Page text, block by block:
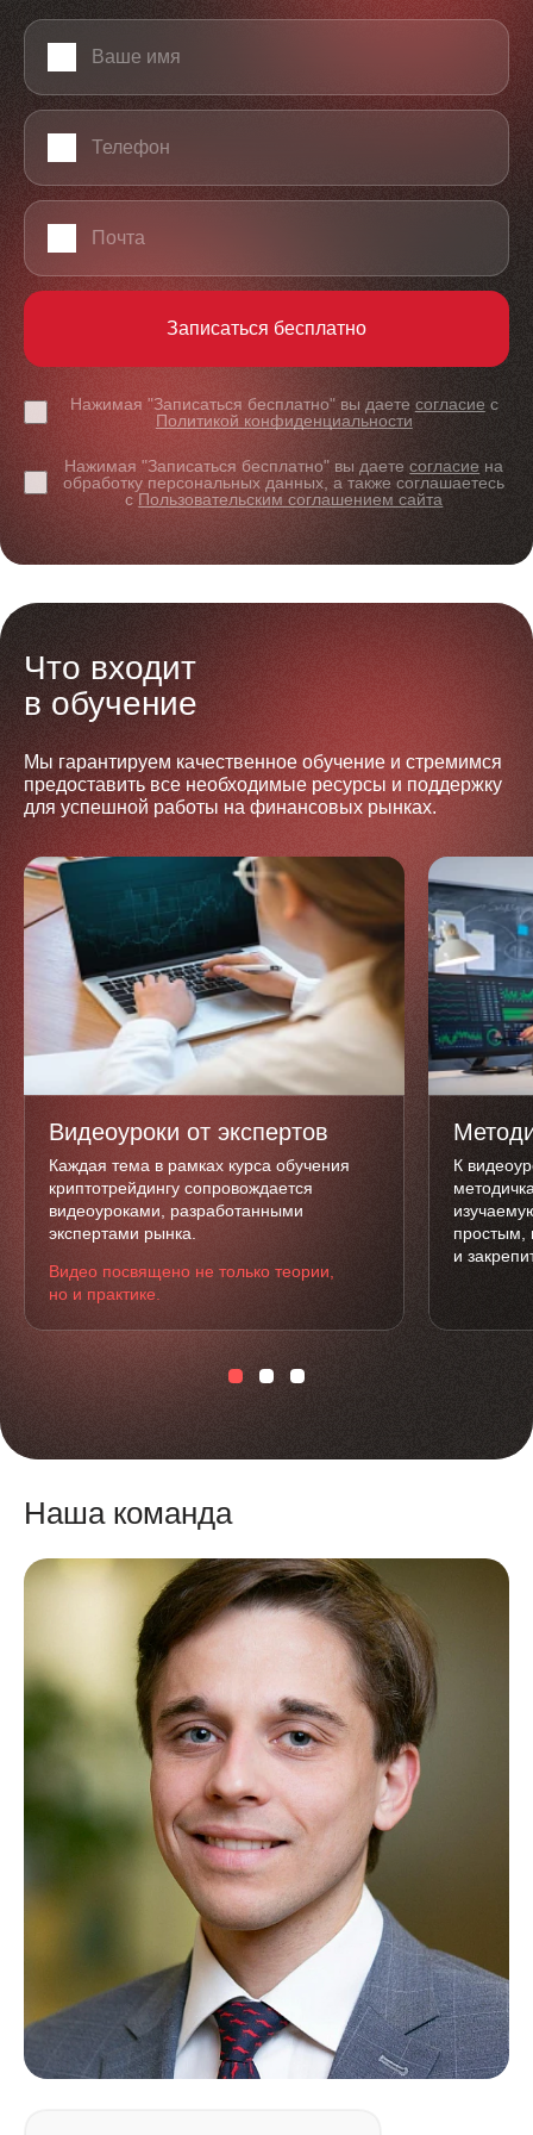
Ваше имя
Телефон
Email
Записаться бесплатно
Нажимая "Записаться бесплатно" вы даете согласие с
Политикой конфиденциальности
Нажимая "Записаться бесплатно" вы даетесогласие на
обработку персональных данных, а также соглашаетесь
с Пользовательским соглашением сайта
Что входит
в обучение
Мы гарантируем качественное обучение и стремимся
предоставить все необходимые ресурсы и поддержку
для успешной работы на финансовых рынках.
Видеоуроки от экспертов
Каждая тема в рамках курса обучения
криптотрейдингу сопровождается
видеоуроками, разработанными
экспертами рынка.
Видео посвящено не только теории,
но и практике.
К
простым,
и
Наша команда